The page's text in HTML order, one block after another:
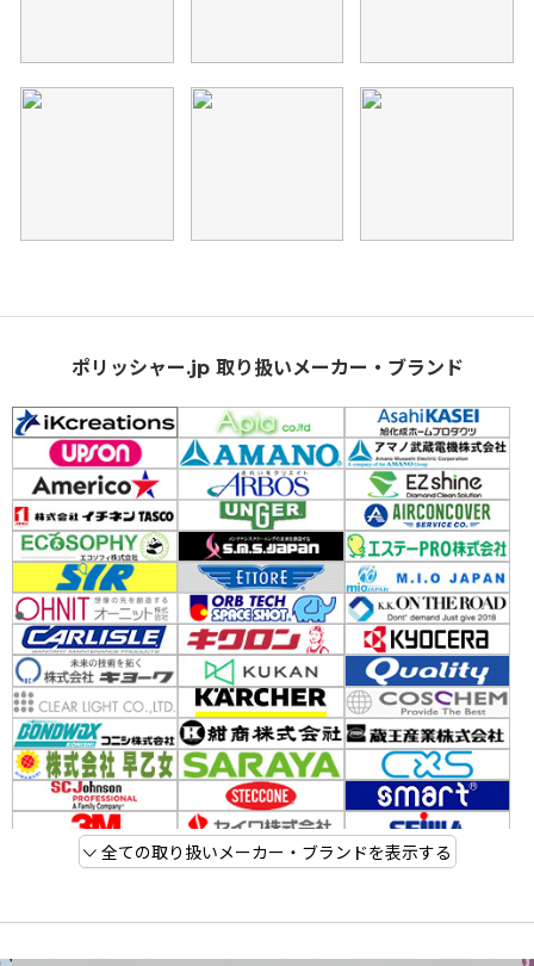
ポリッシャー.jp 取り扱いメーカー・ブランド
全ての取り扱いメーカー・ブランドを表示する